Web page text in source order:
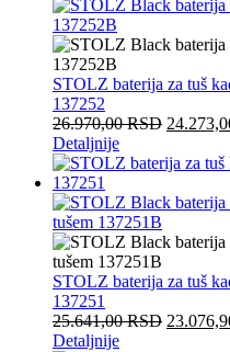
STOLZ baterija za tuš
137252
26.970,00RSD
Detaljnije
STOLZ baterija za tuš
137251
25.641,00RSD
Detaljnije